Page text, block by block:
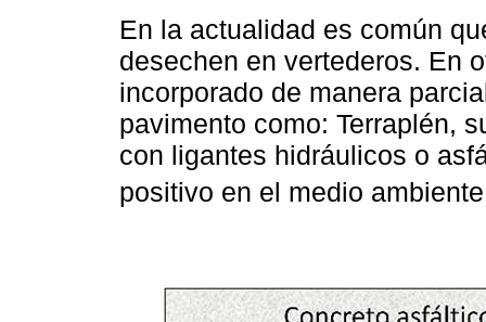
En la actualidad es común
desechen en vertederos. En
incorporado de manera
pavimento como: Terraplén,
con ligantes hidráulicos o
positivo en el medio